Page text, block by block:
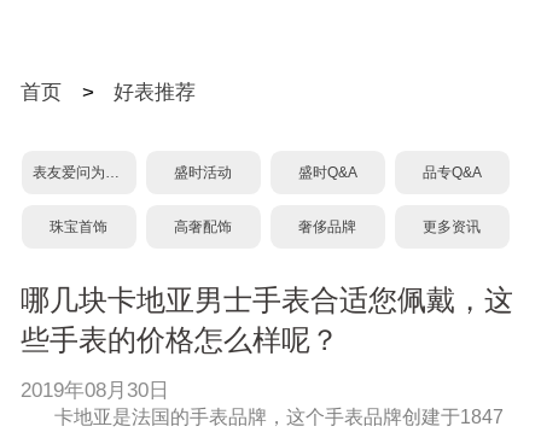
首页 > 好表推荐
表友爱问为什么？ 盛时活动 盛时Q&A 品专Q&A
珠宝首饰 高奢配饰 奢侈品牌 更多资讯
哪几块卡地亚男士手表合适您佩戴，这
些手表的价格怎么样呢？
2019年08月30日
卡地亚是法国的手表品牌，这个手表品牌创建于1847